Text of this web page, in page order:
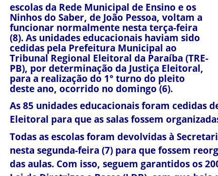
escolas da Rede Municipal de Ensino e os
Ninhos do Saber, de João Pessoa, voltam a
funcionar normalmente nesta terça-feira
(8). As unidades educacionais haviam sido
cedidas pela Prefeitura Municipal ao
Tribunal Regional Eleitoral da Paraíba (TRE-
PB), por determinação da Justiça Eleitoral,
para a realização do 1° turno do pleito
deste ano, ocorrido no domingo (6).
As 85 unidades educacionais foram cedidas
Eleitoral para que as salas fossem
Todas as escolas foram devolvidas à
nesta segunda-feira (7) para que fossem
das aulas. Com isso, seguem garantidos os